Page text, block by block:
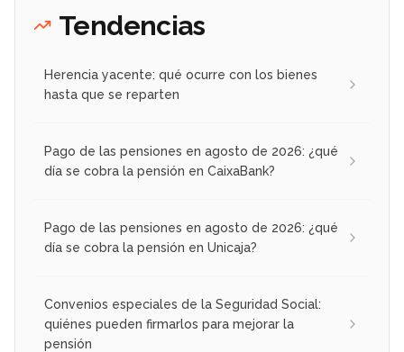
Tendencias
Herencia yacente: qué ocurre con los bienes
hasta que se reparten
Pago de las pensiones en agosto de 2026: ¿qué
día se cobra la pensión en CaixaBank?
Pago de las pensiones en agosto de 2026: ¿qué
día se cobra la pensión en Unicaja?
Convenios especiales de la Seguridad Social:
quiénes pueden firmarlos para mejorar la
pensión